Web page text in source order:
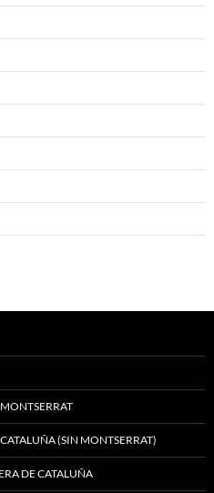
(SIN MONTSERRAT)
DE CATALUÑA